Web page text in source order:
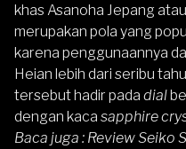
khas Asanoha Jepang
merupakan pola yang
karena penggunaannya
Heian lebih dari seribu
tersebut hadir pada dial
dengan kaca sapphire
Baca juga : Review Seiko